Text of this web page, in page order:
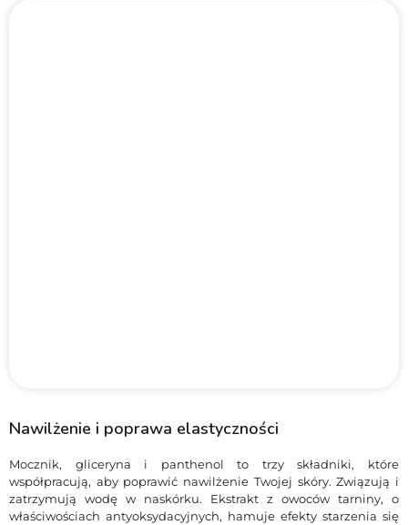
Nawilżenie i poprawa elastyczności
Mocznik, gliceryna i panthenol to trzy składniki, które
współpracują, aby poprawić nawilżenie Twojej skóry. Związują i
zatrzymują wodę w naskórku. Ekstrakt z owoców tarniny, o
właściwościach antyoksydacyjnych, hamuje efekty starzenia się